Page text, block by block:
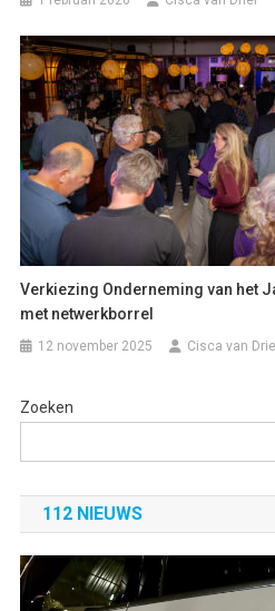
Verkiezing Onderneming van het
met netwerkborrel
12 november 2025 Cisca van Driel
Zoeken
112 NIEUWS